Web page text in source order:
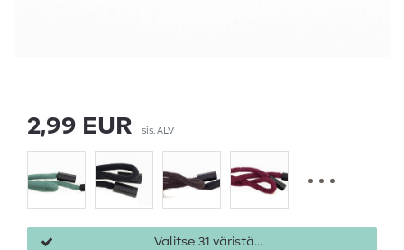
2,99 EUR sis. ALV
Valitse 31 väristä...